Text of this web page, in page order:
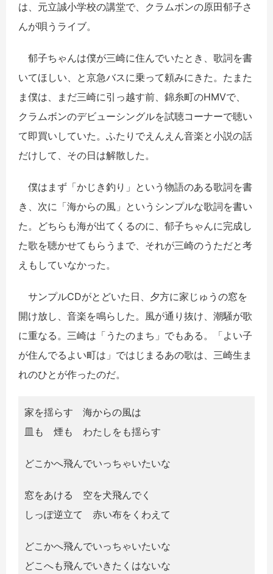
は、元立誠小学校の講堂で、クラムボンの原田郁子さ
んが唄うライブ。
郁子ちゃんは僕が三崎に住んでいたとき、歌詞を書
いてほしい、と京急バスに乗って頼みにきた。たまた
ま僕は、まだ三崎に引っ越す前、錦糸町のHMVで、
クラムボンのデビューシングルを試聴コーナーで聴い
て即買いしていた。ふたりでえんえん音楽と小説の話
だけして、その日は解散した。
僕はまず「かじき釣り」という物語のある歌詞を書
き、次に「海からの風」というシンプルな歌詞を書い
た。どちらも海が出てくるのに、郁子ちゃんに完成し
た歌を聴かせてもらうまで、それが三崎のうただと考
えもしていなかった。
サンプルCDがとどいた日、夕方に家じゅうの窓を
開け放し、音楽を鳴らした。風が通り抜け、潮騒が歌
に重なる。三崎は「うたのまち」でもある。「よい子
が住んでるよい町は」ではじまるあの歌は、三崎生ま
れのひとが作ったのだ。
家を揺らす 海からの風は
皿も 煙も わたしをも揺らす
どこかへ飛んでいっちゃいたいな
窓をあける 空を犬飛んでく
しっぽ逆立て 赤い布をくわえて
どこかへ飛んでいっちゃいたいな
どこへも飛んでいきたくはないな